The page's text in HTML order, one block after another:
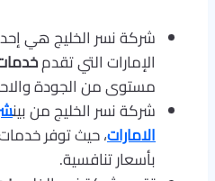
شركة نسر الخليج هي
الإمارات التي تقدم
مستوى من الجودة
شركة نسر الخليج من بين
الامارات، حيث توفر
بأسعار تنافسية.